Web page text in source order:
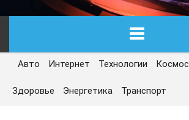
ГЛАВНАЯ
СЕГОДНЯ
Авто Интернет Технологии Космос
Здоровье Энергетика Транспорт